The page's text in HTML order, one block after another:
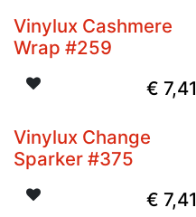
Vinylux Cashmere
Wrap #259
€ 7,41
Vinylux Change
Sparker #375
€ 7,41